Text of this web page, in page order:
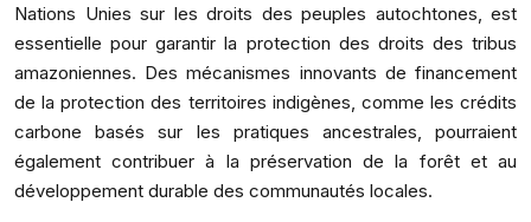
Nations Unies sur les droits des peuples autochtones, est
essentielle pour garantir la protection des droits des tribus
amazoniennes. Des mécanismes innovants de financement
de la protection des territoires indigènes, comme les crédits
carbone basés sur les pratiques ancestrales, pourraient
également contribuer à la préservation de la forêt et au
développement durable des communautés locales.